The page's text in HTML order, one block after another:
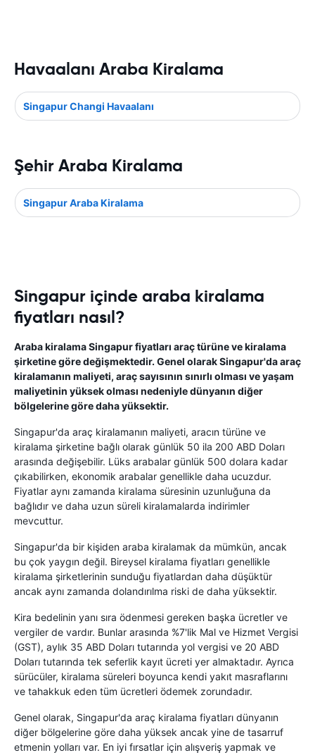
Havaalanı Araba Kiralama
Singapur Changi Havaalanı
Şehir Araba Kiralama
Singapur Araba Kiralama
Singapur içinde araba kiralama
fiyatları nasıl?
Araba kiralama Singapur fiyatları araç türüne ve kiralama
şirketine göre değişmektedir. Genel olarak Singapur'da araç
kiralamanın maliyeti, araç sayısının sınırlı olması ve yaşam
maliyetinin yüksek olması nedeniyle dünyanın diğer
bölgelerine göre daha yüksektir.
Singapur'da araç kiralamanın maliyeti, aracın türüne ve
kiralama şirketine bağlı olarak günlük 50 ila 200 ABD Doları
arasında değişebilir. Lüks arabalar günlük 500 dolara kadar
çıkabilirken, ekonomik arabalar genellikle daha ucuzdur.
Fiyatlar aynı zamanda kiralama süresinin uzunluğuna da
bağlıdır ve daha uzun süreli kiralamalarda indirimler
mevcuttur.
Singapur'da bir kişiden araba kiralamak da mümkün, ancak
bu çok yaygın değil. Bireysel kiralama fiyatları genellikle
kiralama şirketlerinin sunduğu fiyatlardan daha düşüktür
ancak aynı zamanda dolandırılma riski de daha yüksektir.
Kira bedelinin yanı sıra ödenmesi gereken başka ücretler ve
vergiler de vardır. Bunlar arasında %7'lik Mal ve Hizmet Vergisi
(GST), aylık 35 ABD Doları tutarında yol vergisi ve 20 ABD
Doları tutarında tek seferlik kayıt ücreti yer almaktadır. Ayrıca
sürücüler, kiralama süreleri boyunca kendi yakıt masraflarını
ve tahakkuk eden tüm ücretleri ödemek zorundadır.
Genel olarak, Singapur'da araç kiralama fiyatları dünyanın
diğer bölgelerine göre daha yüksek ancak yine de tasarruf
etmenin yolları var. En iyi fırsatlar için alışveriş yapmak ve